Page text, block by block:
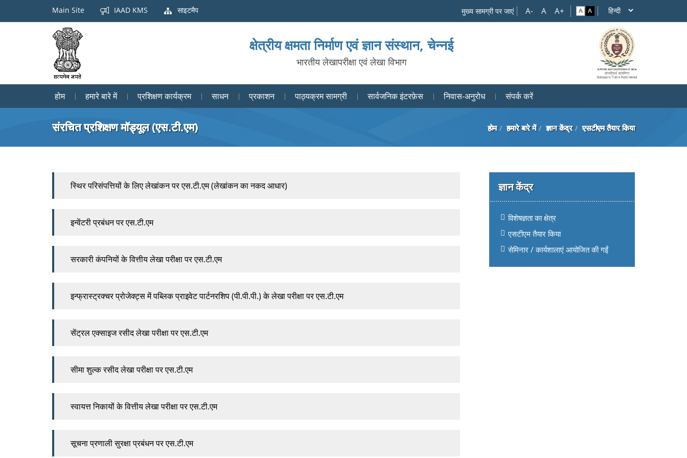
Main Site IAAD KMS साइटमैप मुख्य सामग्री पर जाएं
क्षेत्रीय क्षमता निर्माण एवं ज्ञान संस्थान, चेन्नई
भारतीय लेखापरीक्षा एवं लेखा विभाग
होम हमारे बारे में प्रशिक्षण कार्यक्रम साधन प्रकाशन पाठ्यक्रम सामग्री सार्वजनिक इंटरफ़ेस निवास-अनुरोध संपर्क करें
संरचित प्रशिक्षण मॉड्यूल (एस.टी.एम) होम हमारे बारे में ज्ञान केंद्र एसटीएम तैयार किया
ज्ञान केंद्र
विशेषज्ञता का क्षेत्र
एसटीएम तैयार किया
सेमिनार / कार्यशालाएं आयोजित की गईं
स्थिर परिसंपत्तियों के लिए लेखांकन पर एस.टी.एम (लेखांकन का नकद आधार)
इन्वेंटरी प्रबंधन पर एस.टी.एम
सरकारी कंपनियों के वित्तीय लेखा परीक्षा पर एस.टी.एम
इन्फ्रास्ट्रक्चर प्रोजेक्ट्स में पब्लिक प्राइवेट पार्टनरशिप (पी.पी.पी.) के लेखा परीक्षा पर एस.टी.एम
सेंट्रल एक्साइज रसीद लेखा परीक्षा पर एस.टी.एम
सीमा शुल्क रसीद लेखा परीक्षा पर एस.टी.एम
स्वायत्त निकायों के वित्तीय लेखा परीक्षा पर एस.टी.एम
सूचना प्रणाली सुरक्षा प्रबंधन पर एस.टी.एम